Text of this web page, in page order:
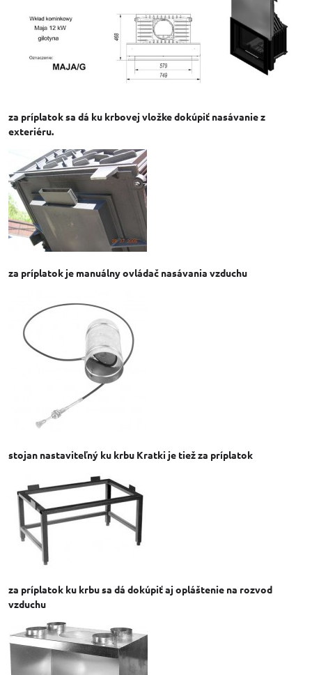
za príplatok sa dá ku krbovej vložke dokúpiť nasávanie z
exteriéru.
za príplatok je manuálny ovládač nasávania vzduchu
stojan nastaviteľný ku krbu Kratki je tiež za príplatok
za príplatok ku krbu sa dá dokúpiť aj opláštenie na rozvod
vzduchu